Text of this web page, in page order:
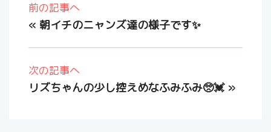
前の記事へ
« 朝イチのニャンズ達の様子です✨️
次の記事へ
リズちゃんの少し控えめなふみふみ🥺💓»